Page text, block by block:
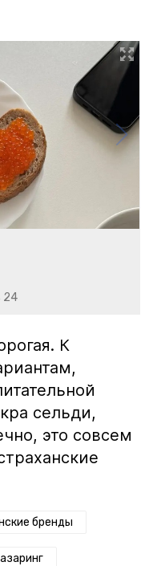
24
К
сельди,
это совсем
бренды